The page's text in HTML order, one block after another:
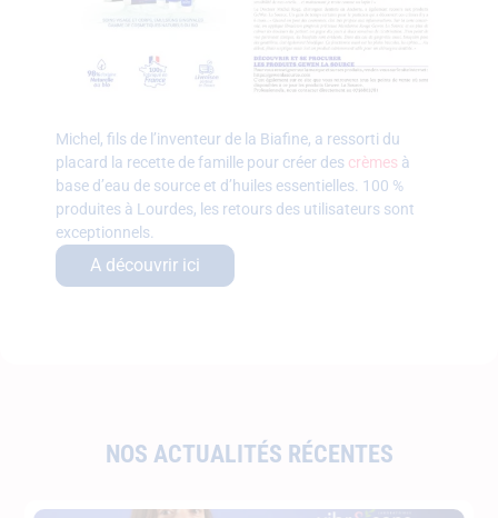
Michel, fils de l’inventeur de la Biafine, a ressorti du
placard la recette de famille pour créer des crèmes à
base d’eau de source et d’huiles essentielles. 100 %
produites à Lourdes, les retours des utilisateurs sont
exceptionnels.
A découvrir ici
NOS ACTUALITÉS RÉCENTES